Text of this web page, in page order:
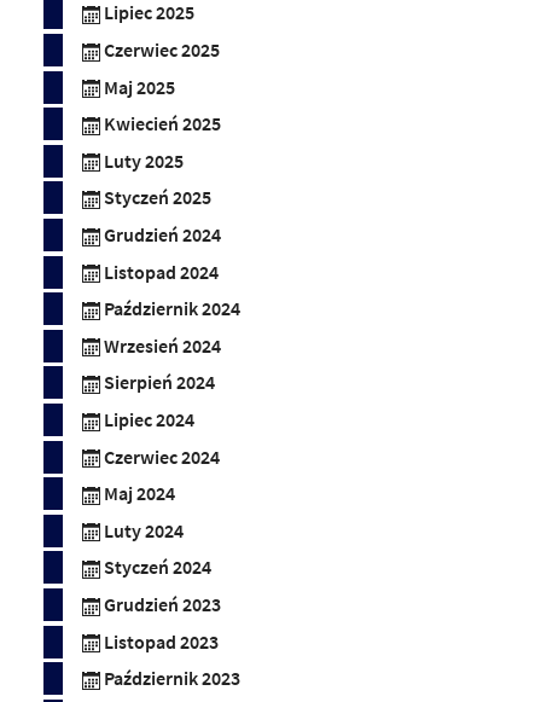
Lipiec 2025
Czerwiec 2025
Maj 2025
Kwiecień 2025
Luty 2025
Styczeń 2025
Grudzień 2024
Listopad 2024
Październik 2024
Wrzesień 2024
Sierpień 2024
Lipiec 2024
Czerwiec 2024
Maj 2024
Luty 2024
Styczeń 2024
Grudzień 2023
Listopad 2023
Październik 2023